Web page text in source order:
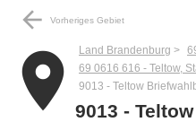
arrow_back Vorheriges Gebiet
place Land Brandenburg
69 0616 616 - Teltow,
9013 - Teltow
9013 -